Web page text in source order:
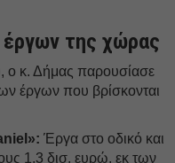
της χώρας
ο κ. Δήμας παρουσίασε
έργων που βρίσκονται
Έργα στο οδικό και
1,3 δισ. ευρώ, εκ των